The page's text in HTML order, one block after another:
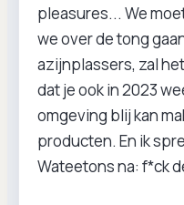
pleasures... We
we over de tong
azijnplassers, zal
dat je ook in 2023
omgeving blij kan
producten. En ik
Wateetons na: f*ck